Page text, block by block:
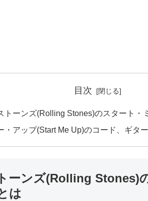
目次
トーンズ(Rolling Stones)のスタート・
・アップ(Start Me Up)のコード、ギタ
ーンズ(Rolling Stones)
は